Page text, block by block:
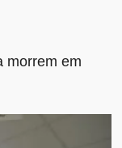
morrem em